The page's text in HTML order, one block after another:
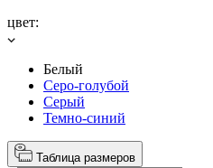
цвет:
Белый
Серо-голубой
Серый
Темно-синий
Таблица размеров